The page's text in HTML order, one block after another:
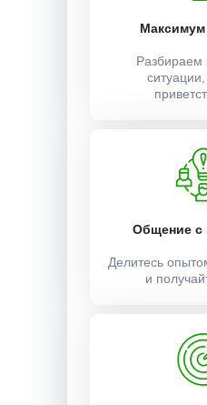
Максимум
Разбираем
Общение с
Делитесь
и